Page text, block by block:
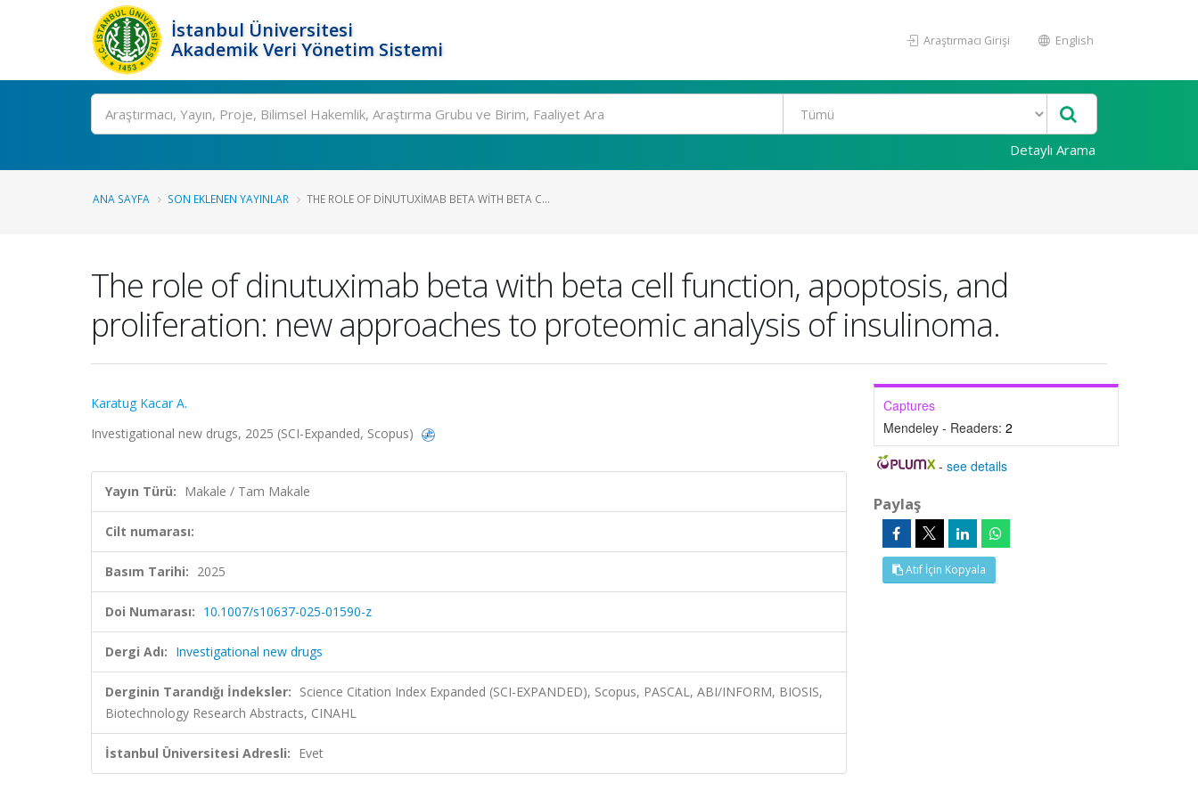
İstanbul Üniversitesi
Akademik Veri Yönetim Sistemi
Araştırmacı Girişi English
Ara
Detaylı Arama
ANA SAYFA SON EKLENEN YAYINLAR THE ROLE OF DINUTUXIMAB BETA WITH BETA C...
The role of dinutuximab beta with beta cell function, apoptosis, and
proliferation: new approaches to proteomic analysis of insulinoma.
Karatug Kacar A.
Investigational new drugs, 2025 (SCI-Expanded, Scopus)
Yayın Türü: Makale / Tam Makale
Cilt numarası:
Basım Tarihi: 2025
Doi Numarası: 10.1007/s10637-025-01590-z
Dergi Adı: Investigational new drugs
Derginin Tarandığı İndeksler: Science Citation Index Expanded (SCI-EXPANDED), Scopus, PASCAL, ABI/INFORM, BIOSIS,
Biotechnology Research Abstracts, CINAHL
İstanbul Üniversitesi Adresli: Evet
Captures
Mendeley - Readers: 2
-see details
Paylaş
Atıf İçin Kopyala